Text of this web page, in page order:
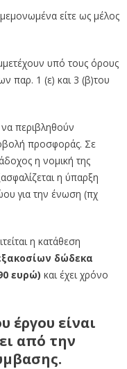
είτε ως μέλος
υπό τους όρους
παρ. 1 (ε) και 3 (β)του
να περιβληθούν
προσφοράς. Σε
η νομική της
η ύπαρξη
για την ένωση (πχ
η κατάθεση
δώδεκα
ευρώ) και έχει χρόνο
έργου είναι
από την